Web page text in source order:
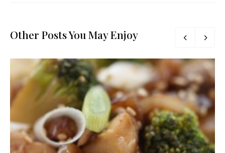
Other Posts You May Enjoy